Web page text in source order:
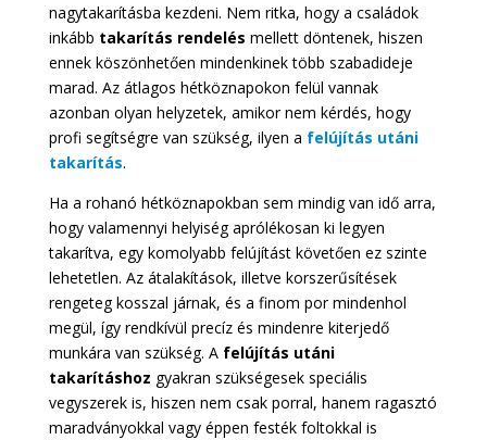
nagytakarításba kezdeni. Nem ritka, hogy a családok
inkább takarítás rendelés mellett döntenek, hiszen
ennek köszönhetően mindenkinek több szabadideje
marad. Az átlagos hétköznapokon felül vannak
azonban olyan helyzetek, amikor nem kérdés, hogy
profi segítségre van szükség, ilyen a felújítás utáni
takarítás.
Ha a rohanó hétköznapokban sem mindig van idő arra,
hogy valamennyi helyiség aprólékosan ki legyen
takarítva, egy komolyabb felújítást követően ez szinte
lehetetlen. Az átalakítások, illetve korszerűsítések
rengeteg kosszal járnak, és a finom por mindenhol
megül, így rendkívül precíz és mindenre kiterjedő
munkára van szükség. A felújítás utáni
takarításhoz gyakran szükségesek speciális
vegyszerek is, hiszen nem csak porral, hanem ragasztó
maradványokkal vagy éppen festék foltokkal is